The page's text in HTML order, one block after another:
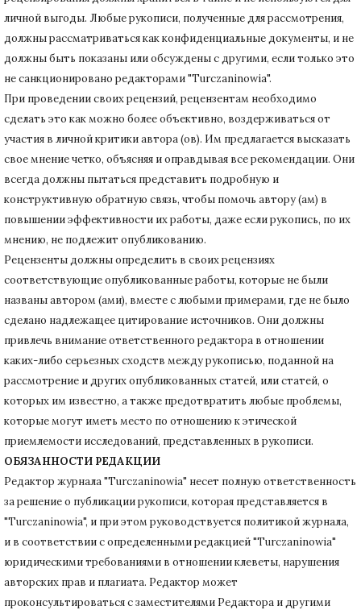
личной выгоды. Любые рукописи, полученные для рассмотрения,
должны рассматриваться как конфиденциальные документы, и не
должны быть показаны или обсуждены с другими, если только это
не санкционировано редакторами "Turczaninowia".
При проведении своих рецензий, рецензентам необходимо
сделать это как можно более объективно, воздерживаться от
участия в личной критики автора (ов). Им предлагается высказать
свое мнение четко, объясняя и оправдывая все рекомендации. Они
всегда должны пытаться представить подробную и
конструктивную обратную связь, чтобы помочь автору (ам) в
повышении эффективности их работы, даже если рукопись, по их
мнению, не подлежит опубликованию.
Рецензенты должны определить в своих рецензиях
соответствующие опубликованные работы, которые не были
названы автором (ами), вместе с любыми примерами, где не было
сделано надлежащее цитирование источников. Они должны
привлечь внимание ответственного редактора в отношении
каких-либо серьезных сходств между рукописью, поданной на
рассмотрение и других опубликованных статей, или статей, о
которых им известно, а также предотвратить любые проблемы,
которые могут иметь место по отношению к этической
приемлемости исследований, представленных в рукописи.
ОБЯЗАННОСТИ РЕДАКЦИИ
Редактор журнала "Turczaninowia" несет полную ответственность
за решение о публикации рукописи, которая представляется в
"Turczaninowia", и при этом руководствуется политикой журнала,
и в соответствии с определенными редакцией "Turczaninowia"
юридическими требованиями в отношении клеветы, нарушения
авторских прав и плагиата. Редактор может
проконсультироваться с заместителями Редактора и другими